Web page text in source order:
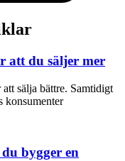
att du säljer mer
sälja bättre. Samtidigt
konsumenter
bygger en